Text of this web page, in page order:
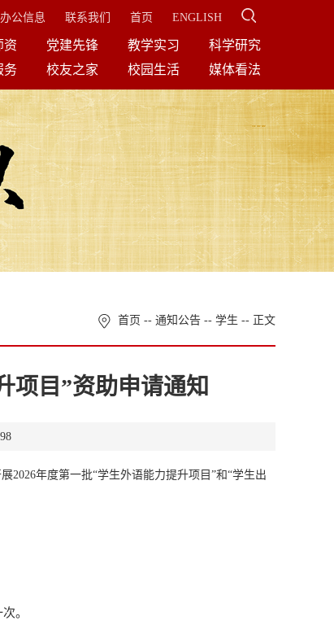
办公信息 联系我们 首页 ENGLISH
资 党建先锋 教学实习
科学研究
务 校友之家 校园生活 媒体看法
首页 -- 通知公告 -- 学生 -- 正文
项目”资助申请通知
2026年度第一批“学生外语能力提升项目”和“学生出
。